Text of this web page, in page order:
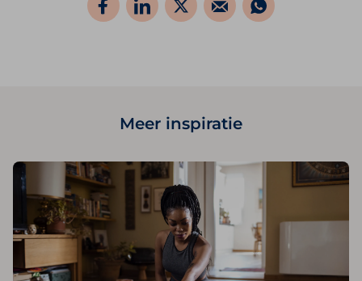
Meer inspiratie